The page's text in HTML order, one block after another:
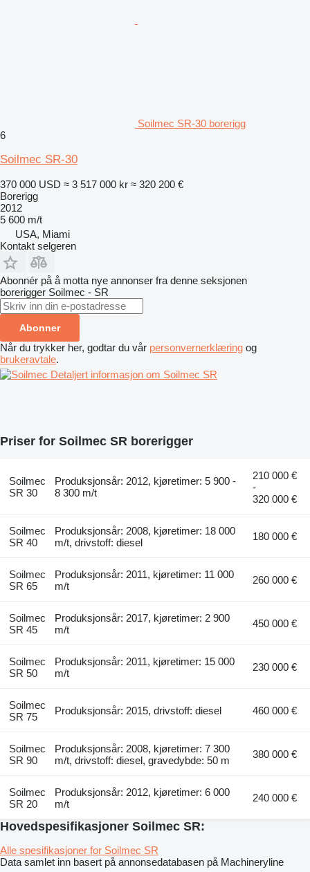
Soilmec SR-30 borerigg
6
Soilmec SR-30
370 000 USD ≈ 3 517 000 kr ≈ 320 200 €
Borerigg
2012
5 600 m/t
USA, Miami
Kontakt selgeren
Abonnér på å motta nye annonser fra denne seksjonen
borerigger Soilmec - SR
Abonner
Når du trykker her, godtar du vår personvernerklæring og
brukeravtale.
Detaljert informasjon om Soilmec SR
Priser for Soilmec SR borerigger
Soilmec
SR 30
Produksjonsår: 2012, kjøretimer: 5 900 -
8 300 m/t
210 000 €
-
320 000 €
Soilmec
SR 40
Produksjonsår: 2008, kjøretimer: 18 000
m/t, drivstoff: diesel
180 000 €
Soilmec
SR 65
Produksjonsår: 2011, kjøretimer: 11 000
m/t
260 000 €
Soilmec
SR 45
Produksjonsår: 2017, kjøretimer: 2 900
m/t
450 000 €
Soilmec
SR 50
Produksjonsår: 2011, kjøretimer: 15 000
m/t
230 000 €
Soilmec
SR 75
Produksjonsår: 2015, drivstoff: diesel 460 000 €
Soilmec
SR 90
Produksjonsår: 2008, kjøretimer: 7 300
m/t, drivstoff: diesel, gravedybde: 50 m
380 000 €
Soilmec
SR 20
Produksjonsår: 2012, kjøretimer: 6 000
m/t
240 000 €
Hovedspesifikasjoner Soilmec SR:
Alle spesifikasjoner for Soilmec SR
Data samlet inn basert på annonsedatabasen på Machineryline